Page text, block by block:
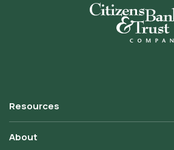
Citizens Bank & Trust
Resources
About